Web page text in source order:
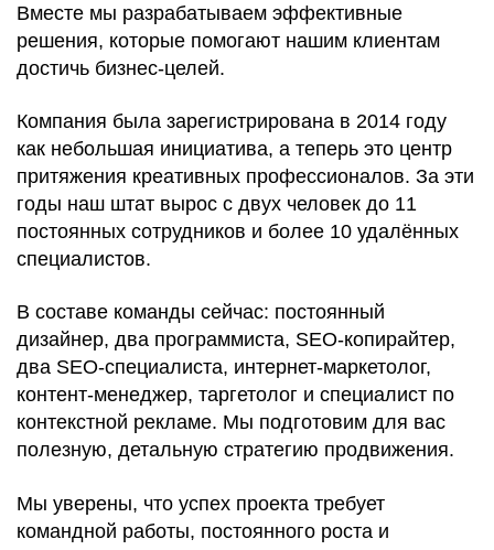
Вместе мы разрабатываем эффективные
решения, которые помогают нашим клиентам
достичь бизнес-целей.
Компания была зарегистрирована в 2014 году
как небольшая инициатива, а теперь это центр
притяжения креативных профессионалов. За эти
годы наш штат вырос с двух человек до 11
постоянных сотрудников и более 10 удалённых
специалистов.
В составе команды сейчас: постоянный
дизайнер, два программиста, SEO-копирайтер,
два SEO-специалиста, интернет-маркетолог,
контент-менеджер, таргетолог и специалист по
контекстной рекламе. Мы подготовим для вас
полезную, детальную стратегию продвижения.
Мы уверены, что успех проекта требует
командной работы, постоянного роста и